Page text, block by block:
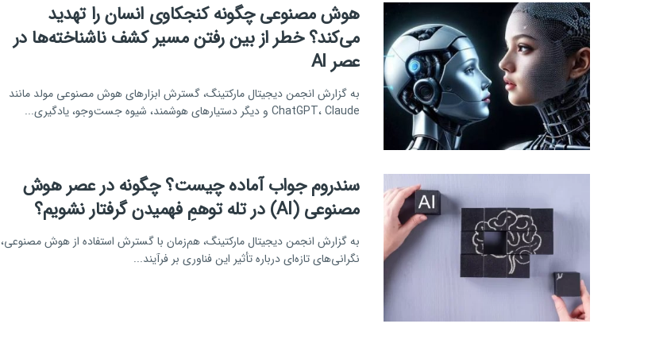
هوش مصنوعی چگونه کنجکاوی انسان را تهدید
می‌کند؟ خطر از بین رفتن مسیر کشف ناشناخته‌ها در
عصر AI
به گزارش انجمن دیجیتال مارکتینگ، گسترش ابزارهای هوش مصنوعی مولد مانند
ChatGPT، Claude و دیگر دستیارهای هوشمند، شیوه جست‌وجو، یادگیری...
سندروم جواب آماده چیست؟ چگونه در عصر هوش
مصنوعی (AI) در تله توهمِ فهمیدن گرفتار نشویم؟
به گزارش انجمن دیجیتال مارکتینگ، هم‌زمان با گسترش استفاده از هوش مصنوعی،
نگرانی‌های تازه‌ای درباره تأثیر این فناوری بر فرآیند...